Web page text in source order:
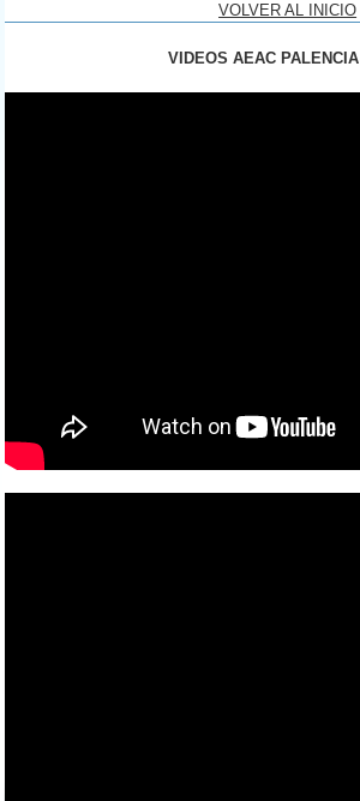
VOLVER AL INICIO
VIDEOS AEAC PALENCIA